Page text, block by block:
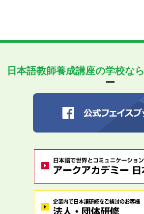
日本語教師養成講座の学校なら
ー